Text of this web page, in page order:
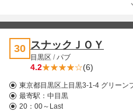
ん！お財布に優しいリーズナブルな
す。 老若男女問わず、どなたでも気軽に楽しめるアットホームな雰囲気
で、初めての方でもすぐに馴染める
美味しいお酒を楽しみながら、特別な
ックへぜひお越しください。心温ま
30 スナックＪＯＹ
目黒区 / パブ
4.2 (6)
東京都目黒区上目黒3-1-4 グリーン
最寄駅： 中目黒
20：00～Last